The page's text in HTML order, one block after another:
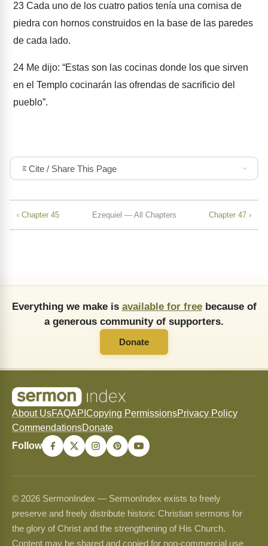
23 Cada uno de los cuatro patios tenía una cornisa de
piedra con hornos construidos en la base de las paredes
de cada lado.
24 Me dijo: “Estas son las cocinas donde los que sirven
en el Templo cocinarán las ofrendas de sacrificio del
pueblo”.
Cite / Share This Page
‹ Chapter 45 Ezequiel — All Chapters Chapter 47 ›
Everything we make is available for freebecause of
a generous community of supporters.
Donate
About UsFAQAPI Copying PermissionsPrivacy Policy
CommendationsDonate
Follow
© 2026 SermonIndex — SermonIndex exists to freely
preserve and freely distribute historic Christian sermons for
the glory of Christ and the strengthening of His Church.
Content may be shared and copied for non-commercial use